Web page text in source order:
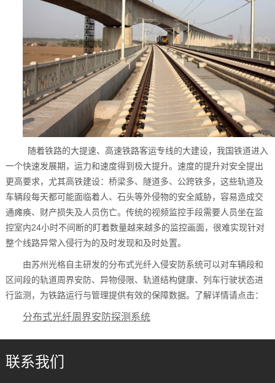
随着铁路的大提速、高速铁路客运专线的大建设，我国铁道进入
一个快速发展期，运力和速度得到极大提升。速度的提升对安全提出
更高要求，尤其高铁建设：桥梁多、隧道多、公跨铁多，这些轨道及
车辆段每天都可能面临着人、石头等外侵物的安全威胁，容易造成交
通瘫痪、财产损失及人员伤亡。传统的视频监控手段需要人员坐在监
控室内24小时不间断的盯着数量越来越多的监控画面，很难实现针对
整个线路异常入侵行为的及时发现和及时处置。
由苏州光格自主研发的分布式光纤入侵安防系统可以对车辆段和
区间段的轨道周界安防、异物侵限、轨道结构健康、列车行驶状态进
行监测，为铁路运行与管理提供有效的保障数据。了解详情请点击：
分布式光纤周界安防探测系统
联系我们